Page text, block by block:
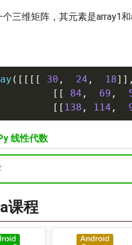
三维矩阵，其元素是array1和
( [ [ [ [ 30 , 24 , 18] ] ,
[ [ 84 , 69 ,
[ [ 138 , 114 ,
线性代数
课程